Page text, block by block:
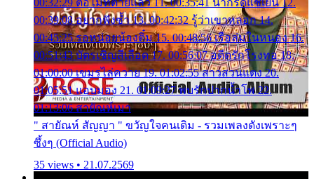
00:39:08 อยากฟังซ้ำ 13. 00:42:32 รู้ว่าเขาหลอก 14.
00:45:25 รอหน่อยน้องติ๋ม 15. 00:48:56 เรือล่มในหนอง 16.
00:51:43 บัตรเชิญสีเลือด 17. 00:56:07 อดีตรักโรงทอ 18.
01:00:00 เขมรไล่ควาย 19. 01:02:55 สาวสวนแตง 20.
01:05:51 แอบมอง 21. 01:09:27 พบรักปากน้ำโพ 22.
01:13:06 สายัณห์เมา
" สายัณห์ สัญญา " ขวัญใจคนเดิม - รวมเพลงดังเพราะๆ
ซึ้งๆ (Official Audio)
35 views • 21.07.2569